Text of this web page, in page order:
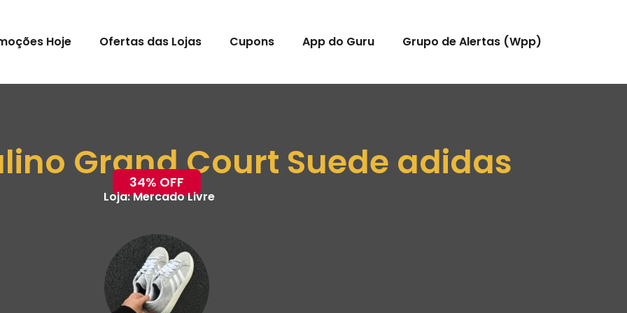
Hoje Ofertas das Lojas Cupons App do Guru Grupo de Alertas (Wpp)
Grand Court Suede adidas
34% OFF
Loja:Mercado Livre